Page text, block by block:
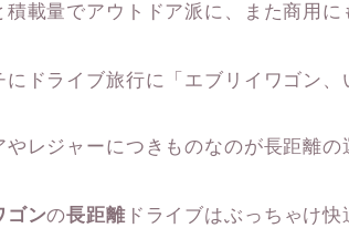
載量でアウトドア派に、また商用に
にドライブ旅行に「エブリイワゴン
レジャーにつきものなのが長距離の
ゴンの長距離ドライブはぶっちゃけ